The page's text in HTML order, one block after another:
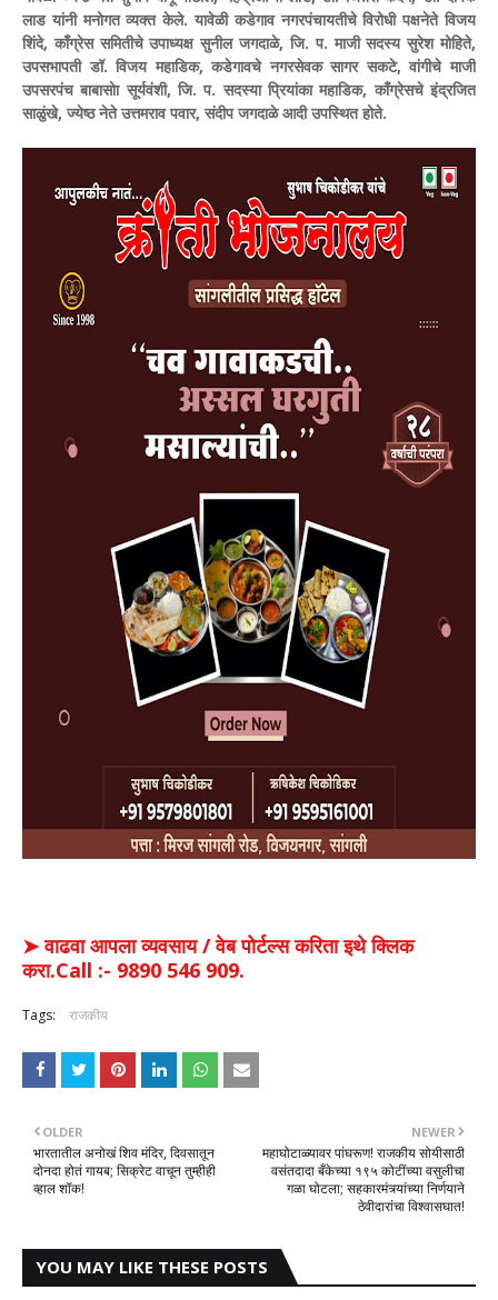
लाड यांनी मनोगत व्यक्त केले. यावेळी कडेगाव नगरपंचायतीचे विरोधी पक्षनेते विजय
शिंदे, काँग्रेस समितीचे उपाध्यक्ष सुनील जगदाळे, जि. प. माजी सदस्य सुरेश मोहिते,
उपसभापती डॉ. विजय महाडिक, कडेगावचे नगरसेवक सागर सकटे, वांगीचे माजी
उपसरपंच बाबासोा सूर्यवंशी, जि. प. सदस्या प्रियांका महाडिक, काँग्रेसचे इंद्रजित
साळुंखे, ज्येष्ठ नेते उत्तमराव पवार, संदीप जगदाळे आदी उपस्थित होते.
➤ वाढवा आपला व्यवसाय / वेब पोर्टल्स करिता इथे क्लिक
करा.Call :- 9890 546 909.
Tags: राजकीय
NEWER
महाघोटाळ्यावर पांघरूण! राजकीय सोयीसाठी
वसंतदादा बँकेच्या १९५ कोटींच्या वसुलीचा
गळा घोटला; सहकारमंत्र्यांच्या निर्णयाने
ठेवीदारांचा विश्वासघात!​
OLDER
भारतातील अनोखं शिव मंदिर, दिवसातून
दोनदा होतं गायब; सिक्रेट वाचून तुम्हीही
व्हाल शॉक!
YOU MAY LIKE THESE POSTS